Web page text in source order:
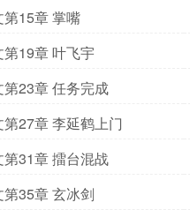
15章 掌嘴
19章 叶飞宇
23章 任务完成
27章 李延鹤上门
31章 擂台混战
35章 玄冰剑